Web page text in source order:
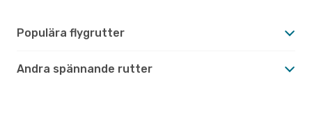
Populära flygrutter
Andra spännande rutter